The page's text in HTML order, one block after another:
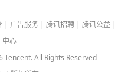
| 广告服务 | 腾讯招聘 | 腾讯公益 |
中心
Tencent. All Rights Reserved